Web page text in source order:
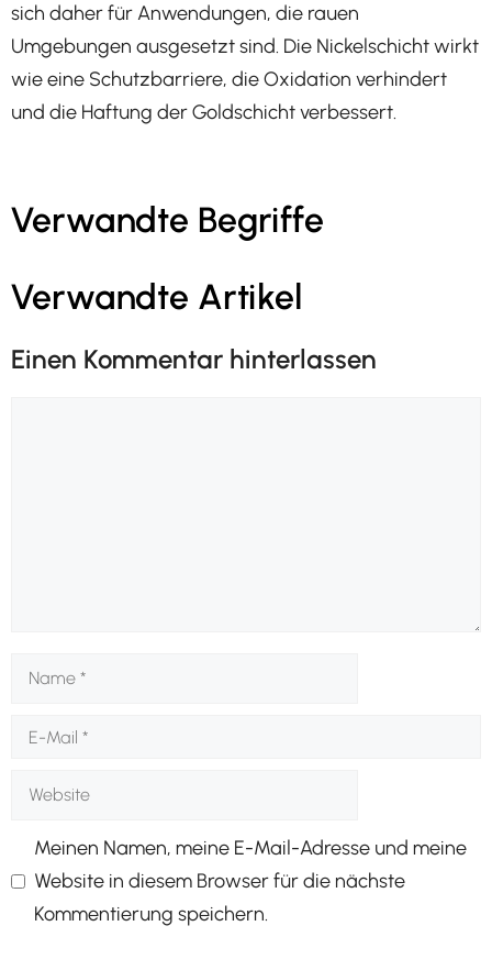
sich daher für Anwendungen, die rauen
Umgebungen ausgesetzt sind. Die Nickelschicht wirkt
wie eine Schutzbarriere, die Oxidation verhindert
und die Haftung der Goldschicht verbessert.
Verwandte Begriffe
Verwandte Artikel
Einen Kommentar hinterlassen
Name
Website
Meinen Namen, meine E-Mail-Adresse und meine
Website in diesem Browser für die nächste
Kommentierung speichern.